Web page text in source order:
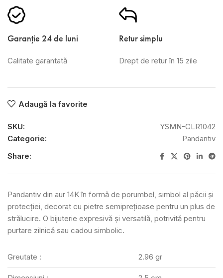
Garanție 24 de luni
Calitate garantată
Retur simplu
Drept de retur în 15 zile
Adaugă la favorite
SKU:
YSMN-CLR1042
Categorie:
Pandantiv
Share:
Pandantiv din aur 14K în formă de porumbel, simbol al păcii și
protecției, decorat cu pietre semiprețioase pentru un plus de
strălucire. O bijuterie expresivă și versatilă, potrivită pentru
purtare zilnică sau cadou simbolic.
Greutate : 2.96 gr